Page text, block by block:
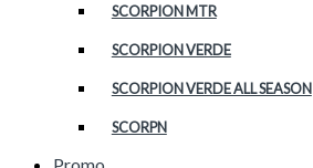
SCORPION MTR
SCORPION VERDE
SCORPION VERDE ALL SEASON
SCORPN